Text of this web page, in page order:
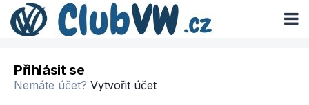
Přihlásit se
Nemáte účet? Vytvořit účet